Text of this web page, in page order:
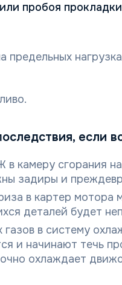
пробоя прокладки
предельных
если
камеру сгорания
задиры и
в картер мотора
деталей будет
в систему
и начинают течь
охлаждает